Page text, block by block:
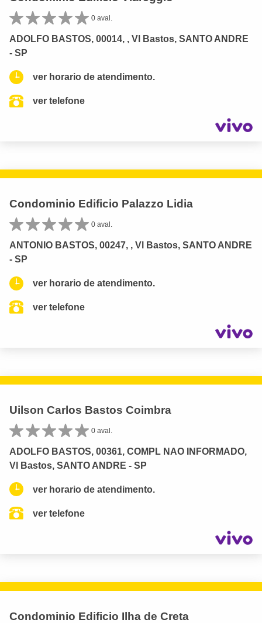
0 aval.
ADOLFO BASTOS, 00014, , Vl Bastos, SANTO ANDRE
- SP
ver horario de atendimento.
ver telefone
Condominio Edificio Palazzo Lidia
0 aval.
ANTONIO BASTOS, 00247, , Vl Bastos, SANTO ANDRE
- SP
ver horario de atendimento.
ver telefone
Uilson Carlos Bastos Coimbra
0 aval.
ADOLFO BASTOS, 00361, COMPL NAO INFORMADO,
Vl Bastos, SANTO ANDRE - SP
ver horario de atendimento.
ver telefone
Condominio Edificio Ilha de Creta